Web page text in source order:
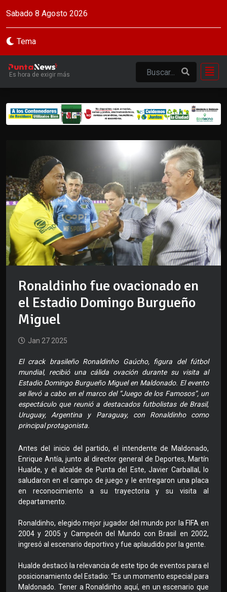
Sabado 8 Agosto 2026
Tema
Es hora de exigir más
Ronaldinho fue ovacionado en
el Estadio Domingo Burgueño
Miguel
Jan 27 2025
El crack brasileño Ronaldinho Gaúcho, figura del fútbol
mundial, recibió una cálida ovación durante su visita al
Estadio Domingo Burgueño Miguel en Maldonado. El evento
se llevó a cabo en el marco del “Juego de los Famosos”, un
espectáculo que reunió a destacados futbolistas de Brasil,
Uruguay, Argentina y Paraguay, con Ronaldinho como
principal protagonista.
Antes del inicio del partido, el intendente de Maldonado,
Enrique Antía, junto al director general de Deportes, Martín
Hualde, y el alcalde de Punta del Este, Javier Carballal, lo
saludaron en el campo de juego y le entregaron una placa
en reconocimiento a su trayectoria y su visita al
departamento.
Ronaldinho, elegido mejor jugador del mundo por la FIFA en
2004 y 2005 y Campeón del Mundo con Brasil en 2002,
ingresó al escenario deportivo y fue aplaudido por la gente.
Hualde destacó la relevancia de este tipo de eventos para el
posicionamiento del Estadio: “Es un momento especial para
Maldonado. Tener a Ronaldinho aquí, en un escenario que